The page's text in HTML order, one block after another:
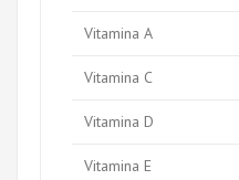
Vitamina A
Vitamina C
Vitamina D
Vitamina E